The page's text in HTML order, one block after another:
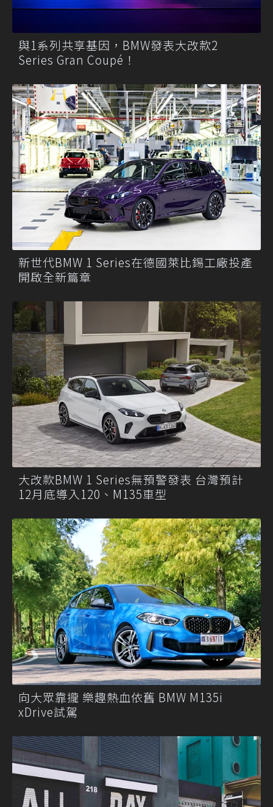
與1系列共享基因，BMW發表大改款2
Series Gran Coupé！
新世代BMW 1 Series在德國萊比錫工廠投產
開啟全新篇章
大改款BMW 1 Series無預警發表 台灣預計
12月底導入120、M135車型
向大眾靠攏 樂趣熱血依舊 BMW M135i
xDrive試駕